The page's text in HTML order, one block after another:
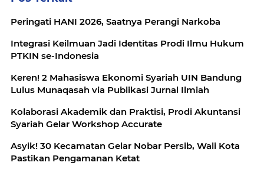
Peringati HANI 2026, Saatnya Perangi Narkoba
Integrasi Keilmuan Jadi Identitas Prodi Ilmu Hukum
PTKIN se-Indonesia
Keren! 2 Mahasiswa Ekonomi Syariah UIN Bandung
Lulus Munaqasah via Publikasi Jurnal Ilmiah
Kolaborasi Akademik dan Praktisi, Prodi Akuntansi
Syariah Gelar Workshop Accurate
Asyik! 30 Kecamatan Gelar Nobar Persib, Wali Kota
Pastikan Pengamanan Ketat